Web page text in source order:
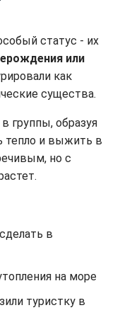
статус - их
или
как
существа.
группы, образуя
тепло и выжить в
но с
в
на море
туристку в